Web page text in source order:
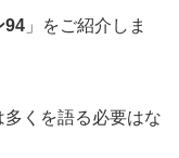
94 」をご紹介しま
くを語る必要はな